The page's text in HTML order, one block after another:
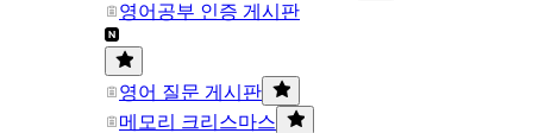
영어공부 인증 게시판
영어 질문 게시판
메모리 크리스마스